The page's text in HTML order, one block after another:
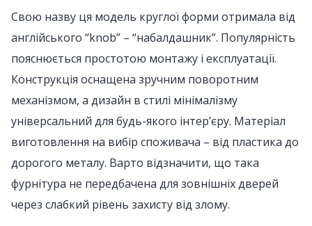
Свою назву ця модель круглої форми отримала від
англійського “knob” – “набалдашник”. Популярність
пояснюється простотою монтажу і експлуатації.
Конструкція оснащена зручним поворотним
механізмом, а дизайн в стилі мінімалізму
універсальний для будь-якого інтер’єру. Матеріал
виготовлення на вибір споживача – від пластика до
дорогого металу. Варто відзначити, що така
фурнітура не передбачена для зовнішніх дверей
через слабкий рівень захисту від злому.